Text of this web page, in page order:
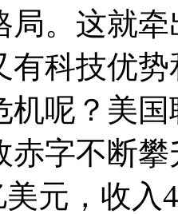
局。这就
有科技优
机呢？美
赤字不断
元，收入